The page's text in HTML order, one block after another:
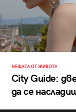
НЕЩАТА ОТ ЖИВОТА
City Guide:
да се